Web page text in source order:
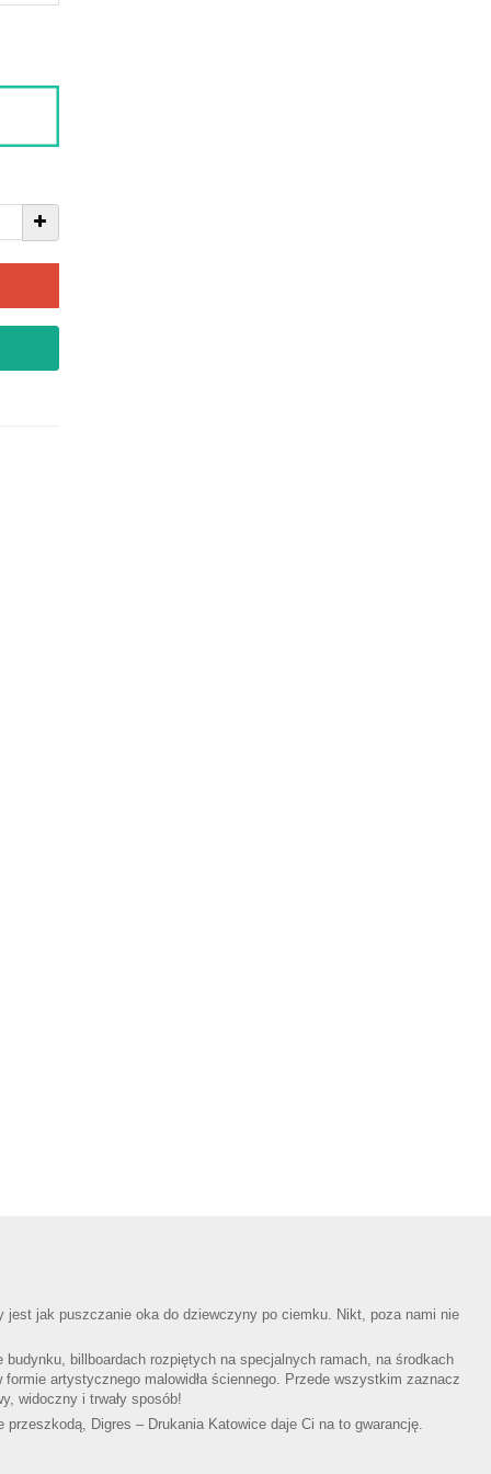
jest jak puszczanie oka do dziewczyny po ciemku. Nikt, poza nami nie
budynku, billboardach rozpiętych na specjalnych ramach, na środkach
artystycznego malowidła ściennego. Przede wszystkim zaznacz
widoczny i trwały sposób!
Digres – Drukania Katowice daje Ci na to gwarancję.